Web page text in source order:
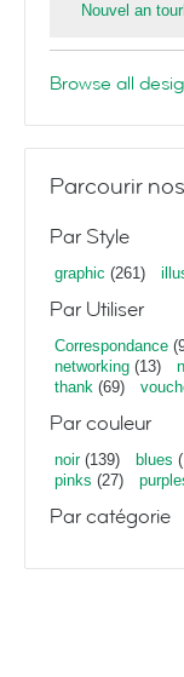
Nouvel an
Browse all
Parcourir
Par Style
graphic (261)
Par Utiliser
Correspondance
networking (13)
thank (69)
Par couleur
noir(139) blues
pinks (27)
Par catégorie